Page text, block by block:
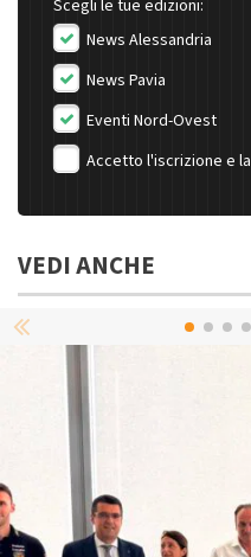
Scegli le tue edizioni:
News Alessandria
News Pavia
Eventi Nord-Ovest
Accetto l'iscrizione e la
VEDI ANCHE